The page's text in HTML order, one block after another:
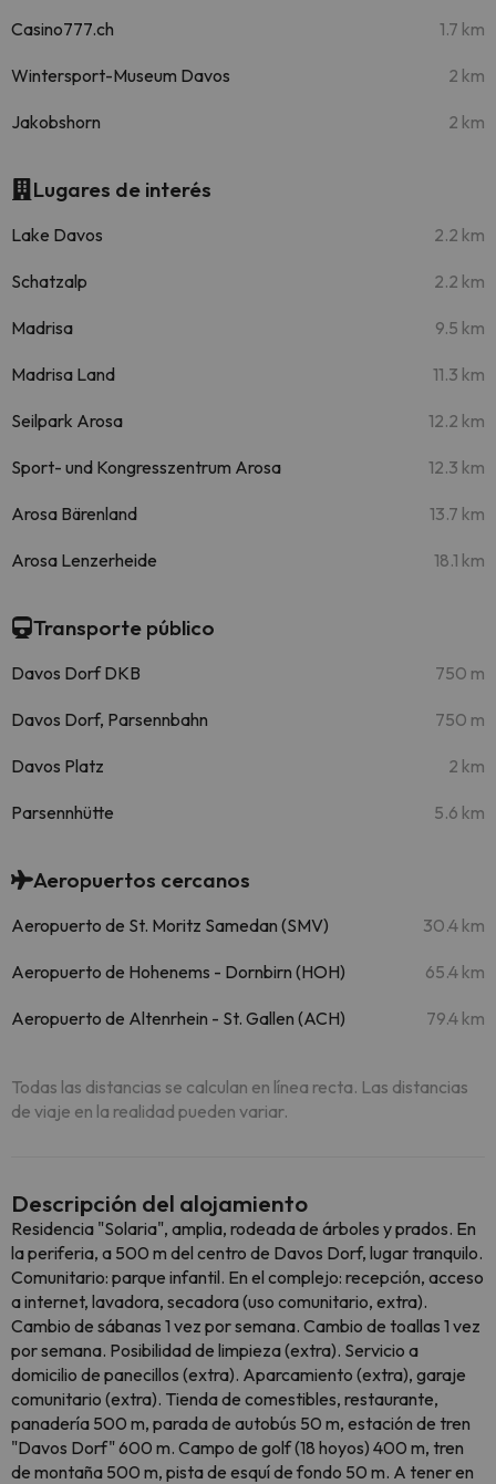
Casino777.ch 1.7 km
Wintersport-Museum Davos 2 km
Jakobshorn 2 km
Lugares de interés
Lake Davos 2.2 km
Schatzalp 2.2 km
Madrisa 9.5 km
Madrisa Land 11.3 km
Seilpark Arosa 12.2 km
Sport- und Kongresszentrum Arosa 12.3 km
Arosa Bärenland 13.7 km
Arosa Lenzerheide 18.1 km
Transporte público
Davos Dorf DKB 750 m
Davos Dorf, Parsennbahn 750 m
Davos Platz 2 km
Parsennhütte 5.6 km
Aeropuertos cercanos
Aeropuerto de St. Moritz Samedan (SMV) 30.4 km
Aeropuerto de Hohenems - Dornbirn (HOH) 65.4 km
Aeropuerto de Altenrhein - St. Gallen (ACH) 79.4 km
Todas las distancias se calculan en línea recta. Las distancias
de viaje en la realidad pueden variar.
Descripción del alojamiento
Residencia "Solaria", amplia, rodeada de árboles y prados. En
la periferia, a 500 m del centro de Davos Dorf, lugar tranquilo.
Comunitario: parque infantil. En el complejo: recepción, acceso
a internet, lavadora, secadora (uso comunitario, extra).
Cambio de sábanas 1 vez por semana. Cambio de toallas 1 vez
por semana. Posibilidad de limpieza (extra). Servicio a
domicilio de panecillos (extra). Aparcamiento (extra), garaje
comunitario (extra). Tienda de comestibles, restaurante,
panadería 500 m, parada de autobús 50 m, estación de tren
"Davos Dorf" 600 m. Campo de golf (18 hoyos) 400 m, tren
de montaña 500 m, pista de esquí de fondo 50 m. A tener en